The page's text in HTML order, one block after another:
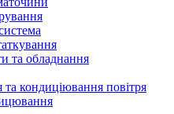
та обладнання
та кондиціювання повітря